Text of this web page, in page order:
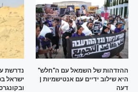
ההזדהות של השמאל עם ה"חלש"
היא שילוב ידיים עם אנטישמיות |
דעה
נדרשת
ישראל